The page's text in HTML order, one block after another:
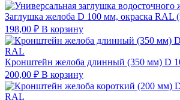
Заглушка желоба D 100 мм, окраска RAL
198,00 ₽ В корзину
Кронштейн желоба длинный (350 мм) D
200,00 ₽ В корзину